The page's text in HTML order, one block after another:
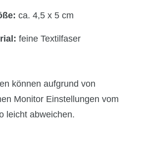
ca. 4,5 x 5 cm
feine Textilfaser
können aufgrund von
Monitor Einstellungen vom
leicht abweichen.